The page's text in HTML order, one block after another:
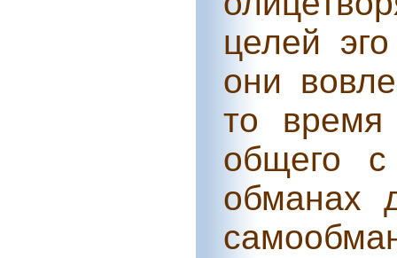
целей
они
то время
общего
обманах